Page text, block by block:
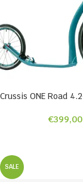
Crussis ONE Road
€399,00
SALE